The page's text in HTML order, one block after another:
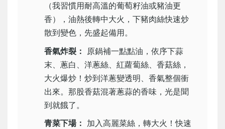
（我習慣用耐高溫的葡萄籽油或豬油更
香），油熱後轉中大火，下豬肉絲快速炒
散到變色，先盛起備用。
香氣炸裂：
原鍋補一點點油，依序下蒜
末、蔥白、洋蔥絲、紅蘿蔔絲、香菇絲，
大火爆炒！炒到洋蔥變透明、香氣整個衝
出來。那股香菇混著蔥蒜的香味，光是聞
到就餓了。
青菜下場： 加入高麗菜絲，轉大火！快速